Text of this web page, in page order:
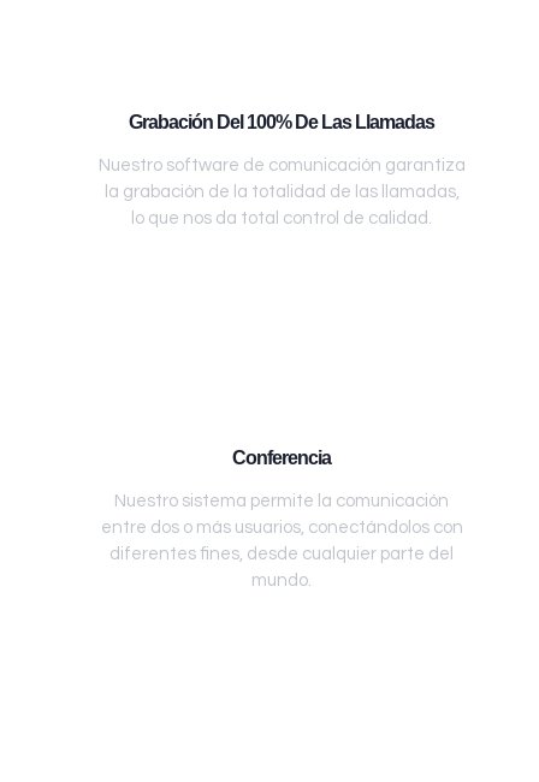
Grabación Del 100% De Las Llamadas
Nuestro software de comunicación garantiza
la grabación de la totalidad de las llamadas,
lo que nos da total control de calidad.
Conferencia
Nuestro sistema permite la comunicación
entre dos o más usuarios, conectándolos con
diferentes fines, desde cualquier parte del
mundo.